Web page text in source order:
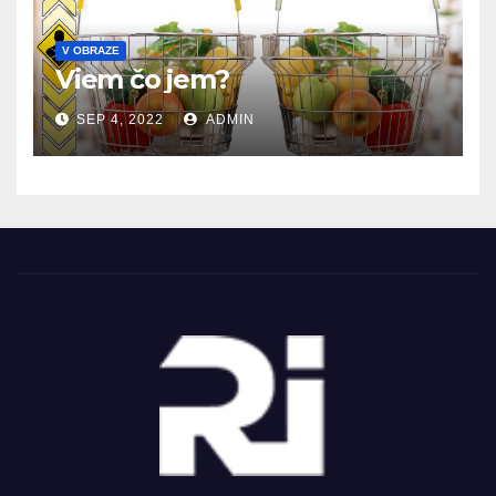
V OBRAZE
Viem čo jem?
SEP 4, 2022 ADMIN